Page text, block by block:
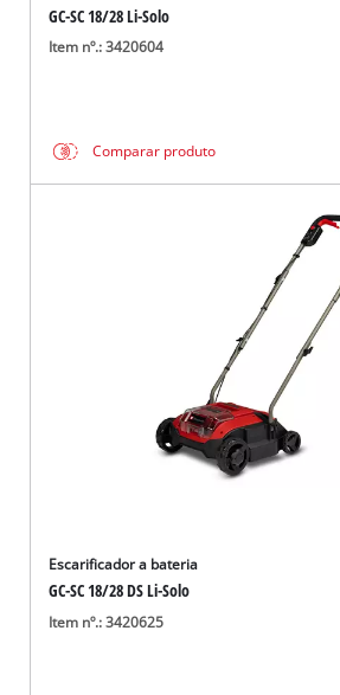
GC-SC 18/28 Li-Solo
Item nº.: 3420604
Comparar produto
Escarificador a bateria
GC-SC 18/28 DS Li-Solo
Item nº.: 3420625